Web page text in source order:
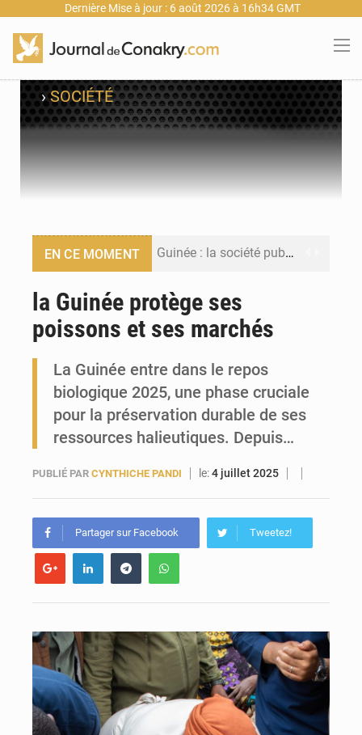
Dernière Mise à jour : 6 août 2026 à 16h34 GMT
›SOCIÉTÉ
EN CE MOMENT Guinée : la société publique Nimba Mining Company signe sa première convention minière
Forces Vives en Guinée : la coalition critique la gestion de Mamadi Doumbouya
la Guinée protège ses
poissons et ses marchés
La Guinée entre dans le repos
biologique 2025, une phase cruciale
pour la préservation durable de ses
ressources halieutiques. Depuis…
PUBLIÉ PAR CYNTHICHE PANDI le:4 juillet 2025
Partager sur Facebook Tweetez!